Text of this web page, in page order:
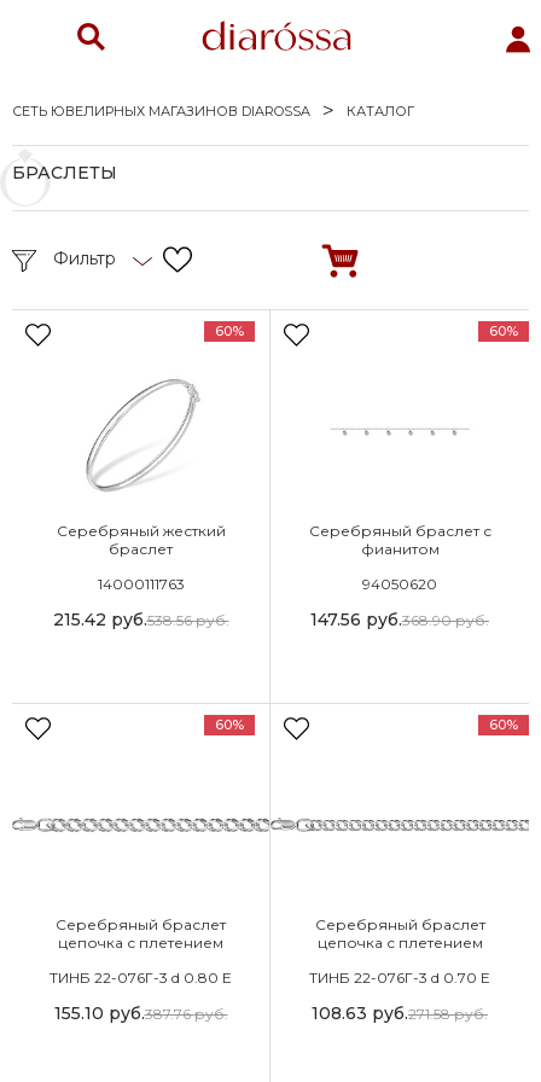
СЕТЬ ЮВЕЛИРНЫХ МАГАЗИНОВ DIAROSSA КАТАЛОГ
БРАСЛЕТЫ
Фильтр
60%
Серебряный жесткий
браслет
14000111763
215.42 руб.538.56руб.
60%
Серебряный браслет с
фианитом
94050620
147.56 руб.368.90руб.
60%
Серебряный браслет
цепочка с плетением
ТИНБ 22-076Г-3 d 0.80 Е
155.10 руб.387.76руб.
60%
Серебряный браслет
цепочка с плетением
ТИНБ 22-076Г-3 d 0.70 Е
108.63 руб.271.58руб.